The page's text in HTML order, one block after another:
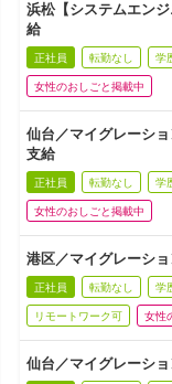
浜松【システムエン
給
正社員 転勤なし 学
女性のおしごと掲載中
仙台／マイグレーシ
支給
正社員 転勤なし 学
女性のおしごと掲載中
港区／マイグレーシ
正社員 転勤なし 学
リモートワーク可 女性
仙台／マイグレーシ